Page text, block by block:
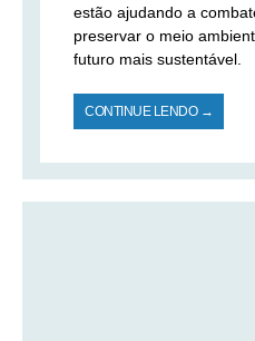
estão ajudando a
preservar o meio
futuro mais sustentável.
CONTINUE LENDO →